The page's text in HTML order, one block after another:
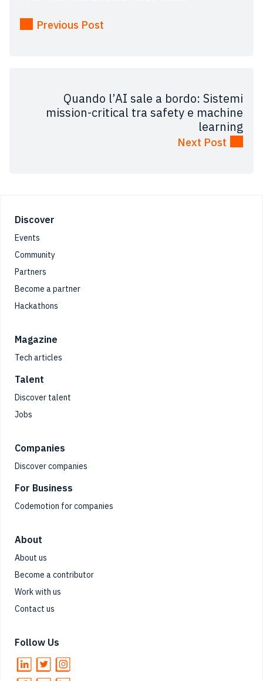
Previous Post
Quando l’AI sale a bordo: Sistemi
mission-critical tra safety e machine
learning
Next Post
Footer
Discover
Events
Community
Partners
Become a partner
Hackathons
Magazine
Tech articles
Talent
Discover talent
Jobs
Companies
Discover companies
For Business
Codemotion for companies
About
About us
Become a contributor
Work with us
Contact us
Follow Us